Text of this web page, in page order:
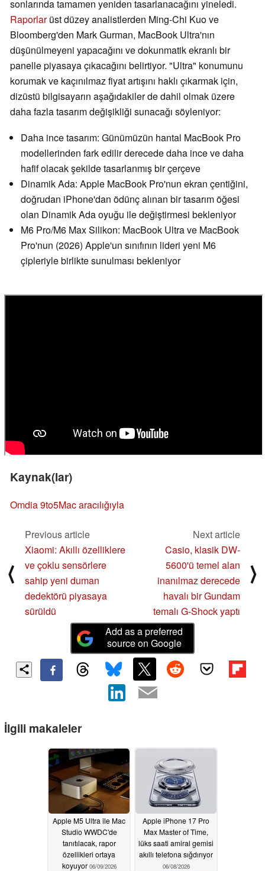
sonlarında tamamen yeniden tasarlanacağını yineledi.
Raporlarüst düzey analistlerden Ming-Chi Kuo ve
Bloomberg'den Mark Gurman, MacBook Ultra'nın
düşünülmeyeni yapacağını ve dokunmatik ekranlı bir
panelle piyasaya çıkacağını belirtiyor. "Ultra" konumunu
korumak ve kaçınılmaz fiyat artışını haklı çıkarmak için,
dizüstü bilgisayarın aşağıdakiler de dahil olmak üzere
daha fazla tasarım değişikliği sunacağı söyleniyor:
Daha ince tasarım: Günümüzün hantal MacBook Pro
modellerinden fark edilir derecede daha ince ve daha
hafif olacak şekilde tasarlanmış bir çerçeve
Dinamik Ada: Apple MacBook Pro'nun ekran çentiğini,
doğrudan iPhone'dan ödünç alınan bir tasarım öğesi
olan Dinamik Ada oyuğu ile değiştirmesi bekleniyor
M6 Pro/M6 Max Silikon: MacBook Ultra ve MacBook
Pro'nun (2026) Apple'un sınıfının lideri yeni M6
çipleriyle birlikte sunulması bekleniyor
Kaynak(lar)
Omdia9to5Mac aracılığıyla
⟨
Previous article
Xiaomi: Akıllı özelliklere
ve çoklu sensörlere
sahip yeni duman
dedektörü piyasaya
sürüldü
Next article
Casio, klasik DW-
5600'ü temel alan
inanılmaz derecede
havalı bir Gundam
temalı G-Shock yaptı
⟩
Add as a preferred
source on Google
İlgili makaleler
Apple M5 Ultra ile Mac
Studio WWDC'de
tanıtılacak, rapor
özellikleri ortaya
koyuyor 06/09/2026
Apple iPhone 17 Pro
Max Master of Time,
lüks saati amiral gemisi
akıllı telefona sığdırıyor
06/08/2026